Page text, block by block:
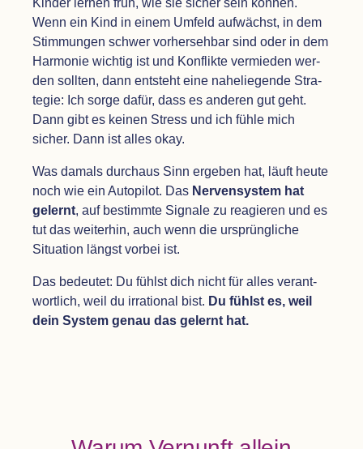
Wenn ein Kind in einem Umfeld auf­wächst, in dem
Stim­mun­gen schwer vor­her­seh­bar sind oder in dem
Har­mo­nie wich­tig ist und Kon­flikte ver­mie­den wer­
den soll­ten, dann ent­steht eine nahe­lie­gende Stra­
te­gie: Ich sorge dafür, dass es ande­ren gut geht.
Dann gibt es kei­nen Stress und ich fühle mich
sicher. Dann ist alles okay.
Was damals durch­aus Sinn erge­ben hat, läuft heute
noch wie ein Auto­pi­lot. Das Ner­ven­sys­tem hat
gelernt, auf bestimmte Signale zu reagie­ren und es
tut das wei­ter­hin, auch wenn die ursprüng­li­che
Situa­tion längst vor­bei ist.
Das bedeu­tet: Du fühlst dich nicht für alles ver­ant­
wort­lich, weil du irra­tio­nal bist. Du fühlst es, weil
dein Sys­tem genau das gelernt hat.